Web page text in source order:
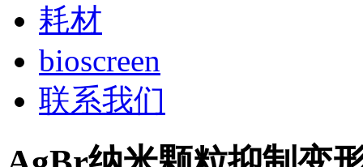
耗材
bioscreen
联系我们